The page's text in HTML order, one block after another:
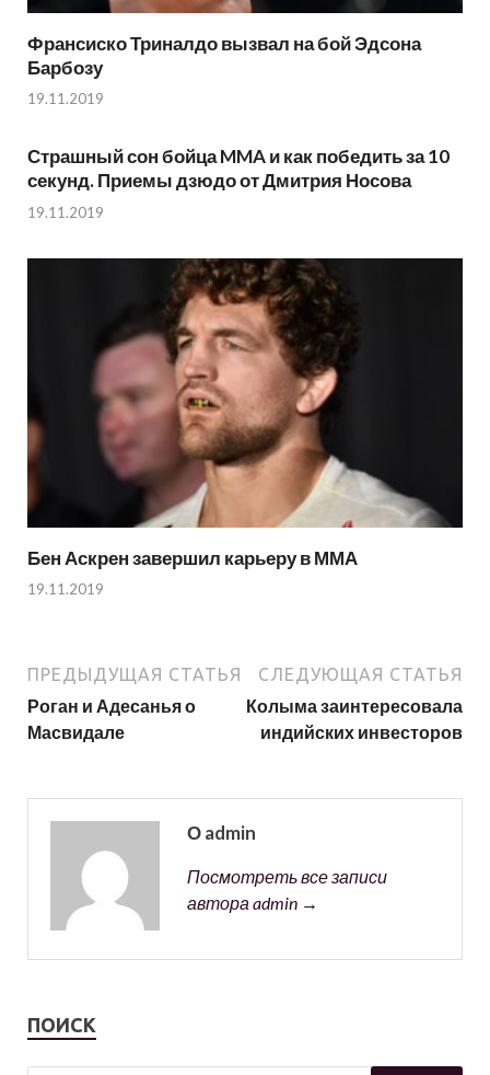
Франсиско Триналдо вызвал на бой Эдсона
Барбозу
19.11.2019
Страшный сон бойца MMA и как победить за 10
секунд. Приемы дзюдо от Дмитрия Носова
19.11.2019
Бен Аскрен завершил карьеру в ММА
19.11.2019
ПРЕДЫДУЩАЯ СТАТЬЯ
Роган и Адесанья о
Масвидале
СЛЕДУЮЩАЯ СТАТЬЯ
Колыма заинтересовала
индийских инвесторов
О admin
Посмотреть все записи
автора admin →
ПОИСК